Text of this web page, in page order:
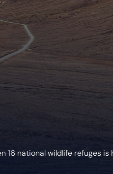
16 national wildlife refuges is